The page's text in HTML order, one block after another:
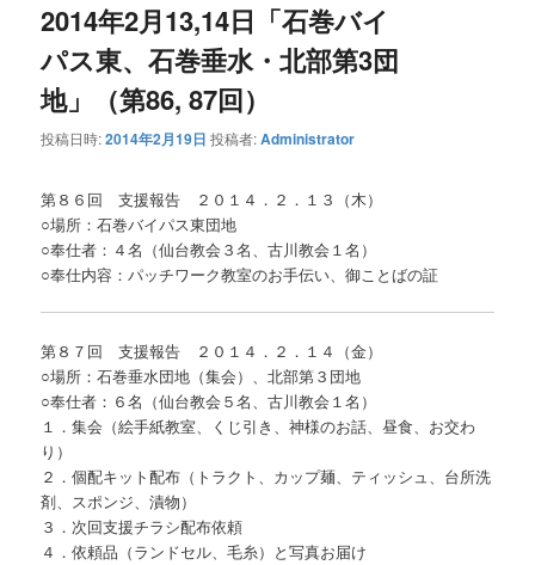
ビ
ー
シ
ョ
ン
2014年2月13,14日「石巻バイ
パス東、石巻垂水・北部第3団
地」（第86, 87回）
投稿日時:2014年2月19日 投稿者:Administrator
第８６回 支援報告 ２０１４．２．１３（木）
○場所：石巻バイパス東団地
○奉仕者：４名（仙台教会３名、古川教会１名）
○奉仕内容：パッチワーク教室のお手伝い、御ことばの証
第８７回 支援報告 ２０１４．２．１４（金）
○場所：石巻垂水団地（集会）、北部第３団地
○奉仕者：６名（仙台教会５名、古川教会１名）
１．集会（絵手紙教室、くじ引き、神様のお話、昼食、お交わ
り）
２．個配キット配布（トラクト、カップ麺、ティッシュ、台所洗
剤、スポンジ、漬物）
３．次回支援チラシ配布依頼
４．依頼品（ランドセル、毛糸）と写真お届け